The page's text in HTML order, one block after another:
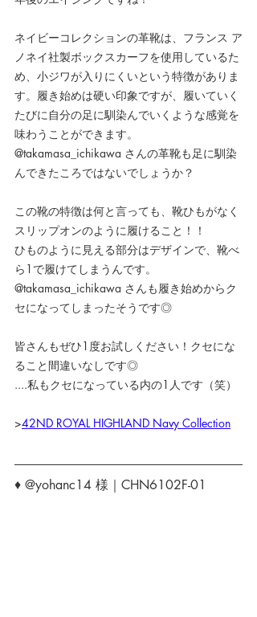
ネイビーコレクションの革靴は、フランス ア
ノネイ社製ボックスカーフを使用しているた
め、小ジワが入りにくいという特徴がありま
す。履き始めは硬い印象ですが、履いていく
たびに自分の足に馴染んでいくような感覚を
味わうことができます。
@takamasa_ichikawa さんの革靴も足に馴染
んできたころではないでしょうか？
この靴の特徴は何と言っても、靴ひもがなく
スリップオンのように履けること！！
ひものように見える部分はデザインで、靴べ
ら1で履けてしまうんです。
@takamasa_ichikawa さんも履き始めからク
セになってしまったそうです◎
皆さんもぜひ1度お試しください！クセにな
ること間違いなしです◎
....私もクセになっている内の1人です（笑）
>42ND ROYAL HIGHLAND Navy Collection
♦ @yohanc14 様｜CHN6102F-01